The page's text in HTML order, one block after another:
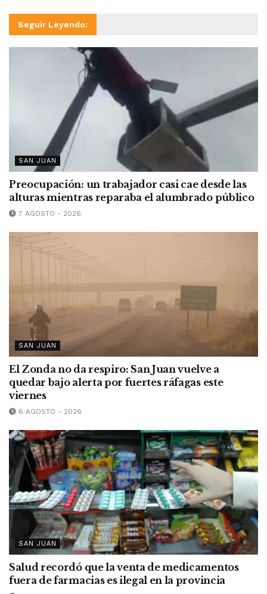
Seguir Leyendo:
SAN JUAN
Preocupación: un trabajador casi cae desde las
alturas mientras reparaba el alumbrado público
7 AGOSTO - 2026
SAN JUAN
El Zonda no da respiro: San Juan vuelve a
quedar bajo alerta por fuertes ráfagas este
viernes
6 AGOSTO - 2026
SAN JUAN
Salud recordó que la venta de medicamentos
fuera de farmacias es ilegal en la provincia